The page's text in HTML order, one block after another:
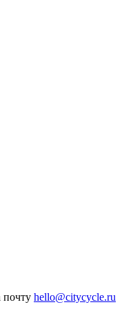
почту hello@citycycle.ru